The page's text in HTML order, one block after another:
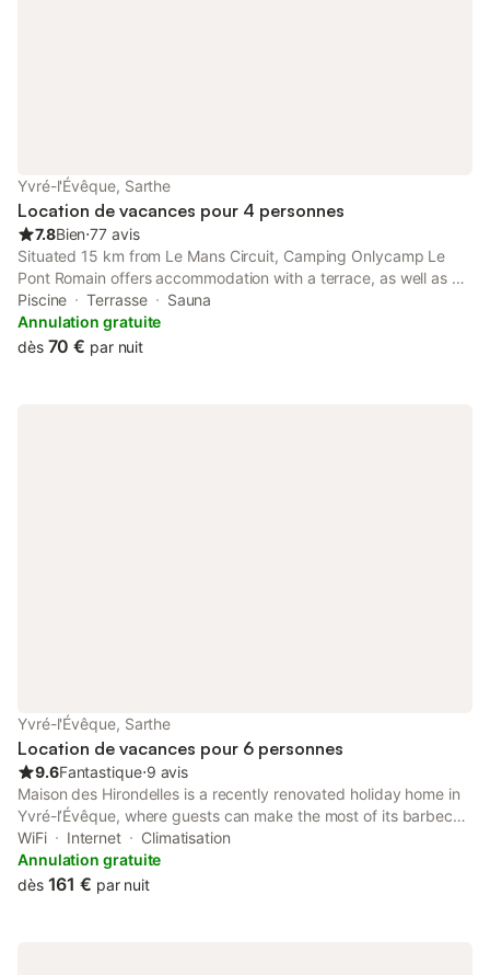
Yvré-l'Évêque, Sarthe
Location de vacances pour 4 personnes
7.8Bien⋅77 avis
Situated 15 km from Le Mans Circuit, Camping Onlycamp Le
Pont Romain offers accommodation with a terrace, as well as a
shared lounge. Featuring full-day security, this property also
provides guests with a children's playground.
Piscine Terrasse
Sauna
Annulation gratuite
dès 70 € par nuit
Yvré-l'Évêque, Sarthe
Location de vacances pour 6 personnes
9.6Fantastique⋅9 avis
Maison des Hirondelles is a recently renovated holiday home in
Yvré-lʼÉvêque, where guests can make the most of its barbecue
facilities and shared lounge. Both free WiFi and parking on-site
are available at the holiday home free of charge.
WiFi Internet
Climatisation
Annulation gratuite
dès 161 € par nuit